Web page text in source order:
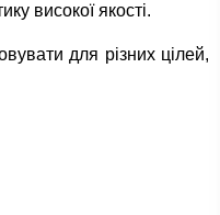
високої якості.
для різних цілей,